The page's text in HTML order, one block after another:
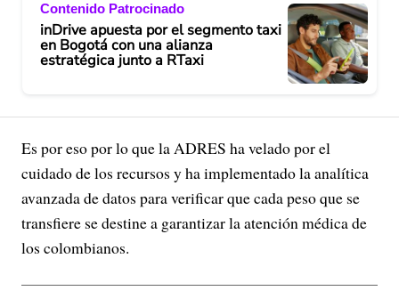
Contenido Patrocinado
inDrive apuesta por el segmento taxi
en Bogotá con una alianza
estratégica junto a RTaxi
Es por eso por lo que la ADRES ha velado por el
cuidado de los recursos y ha implementado la analítica
avanzada de datos para verificar que cada peso que se
transfiere se destine a garantizar la atención médica de
los colombianos.